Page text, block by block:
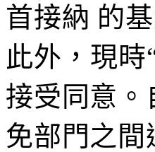
首接納 的
此外，現時
接受同意。
免部門之間